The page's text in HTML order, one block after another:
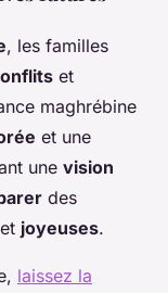
, les familles
et
maghrébine
et une
une vision
des
et joyeuses.
laissez la